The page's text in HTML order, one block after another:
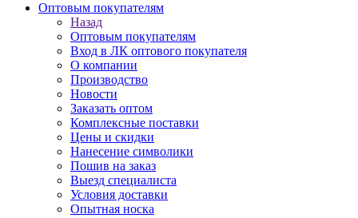
Оптовым покупателям
Назад
Оптовым покупателям
Вход в ЛК оптового покупателя
О компании
Производство
Новости
Заказать оптом
Комплексные поставки
Цены и скидки
Нанесение символики
Пошив на заказ
Выезд специалиста
Условия доставки
Опытная носка